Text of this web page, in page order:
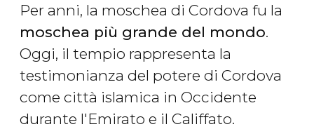
Per anni, la moschea di Cordova fu la
moschea più grande del mondo.
Oggi, il tempio rappresenta la
testimonianza del potere di Cordova
come città islamica in Occidente
durante l'Emirato e il Califfato.